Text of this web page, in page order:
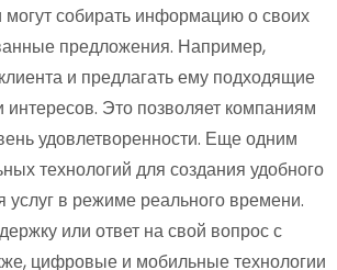
могут собирать информацию о своих
предложения. Например,
и предлагать ему подходящие
Это позволяет компаниям
удовлетворенности. Еще одним
технологий для создания удобного
услуг в режиме реального времени.
или ответ на свой вопрос с
цифровые и мобильные технологии